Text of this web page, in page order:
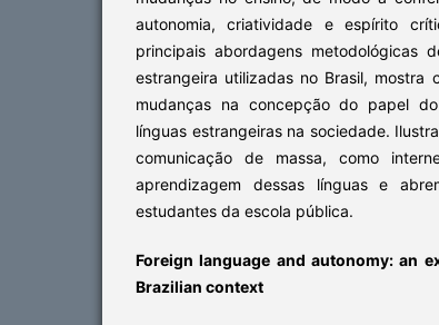
autonomia, criatividade e espírito
principais abordagens metodológicas
estrangeira utilizadas no Brasil, mostra
mudanças na concepção do papel
línguas estrangeiras na sociedade.
comunicação de massa, como
aprendizagem dessas línguas e
estudantes da escola pública.
Foreign language and autonomy: an
Brazilian context